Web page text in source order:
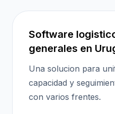
Software
generales en
Una solucion para
capacidad y
con varios frentes.